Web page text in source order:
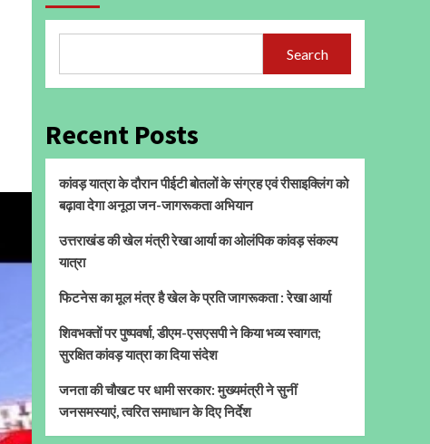
Search
Recent Posts
कांवड़ यात्रा के दौरान पीईटी बोतलों के संग्रह एवं रीसाइक्लिंग को
बढ़ावा देगा अनूठा जन-जागरूकता अभियान
उत्तराखंड की खेल मंत्री रेखा आर्या का ओलंपिक कांवड़ संकल्प
यात्रा
फिटनेस का मूल मंत्र है खेल के प्रति जागरूकता : रेखा आर्या
शिवभक्तों पर पुष्पवर्षा, डीएम-एसएसपी ने किया भव्य स्वागत;
सुरक्षित कांवड़ यात्रा का दिया संदेश
जनता की चौखट पर धामी सरकार: मुख्यमंत्री ने सुनीं
जनसमस्याएं, त्वरित समाधान के दिए निर्देश